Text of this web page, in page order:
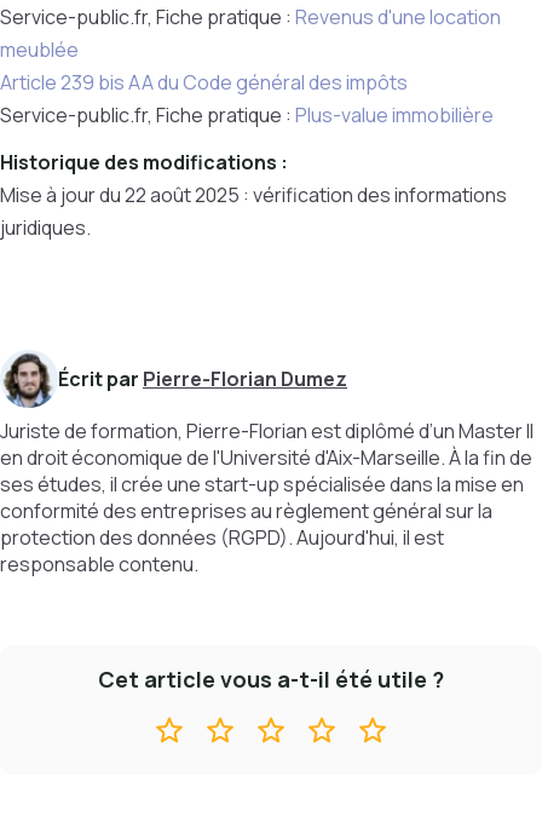
Service-public.fr, Fiche pratique : Revenus d'une location
meublée
Article 239 bis AA du Code général des impôts
Service-public.fr, Fiche pratique : Plus-value immobilière
Historique des modifications :
Mise à jour du 22 août 2025 : vérification des informations
juridiques.
Écrit par Pierre-Florian Dumez
Juriste de formation, Pierre-Florian est diplômé d’un Master II
en droit économique de l'Université d'Aix-Marseille. À la fin de
ses études, il crée une start-up spécialisée dans la mise en
conformité des entreprises au règlement général sur la
protection des données (RGPD). Aujourd'hui, il est
responsable contenu.
Cet article vous a-t-il été utile ?